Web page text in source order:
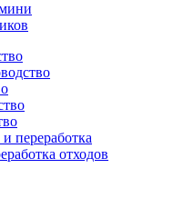
переработка
отходов